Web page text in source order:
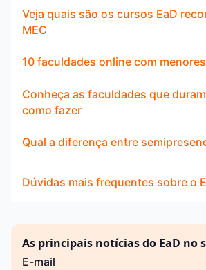
Veja quais são os cursos EaD
MEC
10 faculdades online com
Conheça as faculdades que
como fazer
Qual a diferença entre
Dúvidas mais frequentes sobre o
As principais notícias do EaD no
E-mail